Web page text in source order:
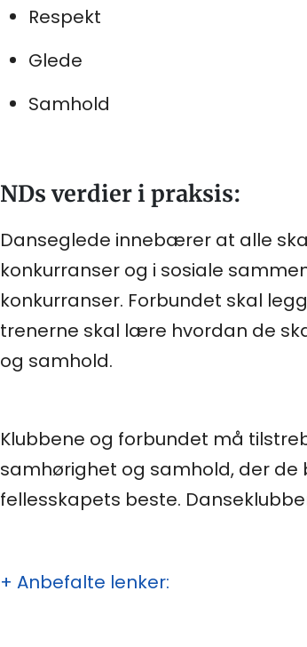
Respekt
Glede
Samhold
NDs verdier i praksis:
Danseglede innebærer at alle
konkurranser og i sosiale
konkurranser. Forbundet skal
trenerne skal lære hvordan de
og samhold.
Klubbene og forbundet må
samhørighet og samhold, der
fellesskapets beste.
+ Anbefalte lenker: